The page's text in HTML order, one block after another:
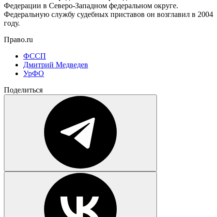
Федерации в Северо-Западном федеральном округе.
Федеральную службу судебных приставов он возглавил в 2004
году.
Право.ru
ФССП
Дмитрий Медведев
УрФО
Поделиться